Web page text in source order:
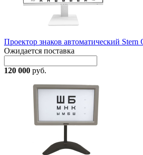
Проектор знаков автоматический Stern
Ожидается поставка
120 000 руб.